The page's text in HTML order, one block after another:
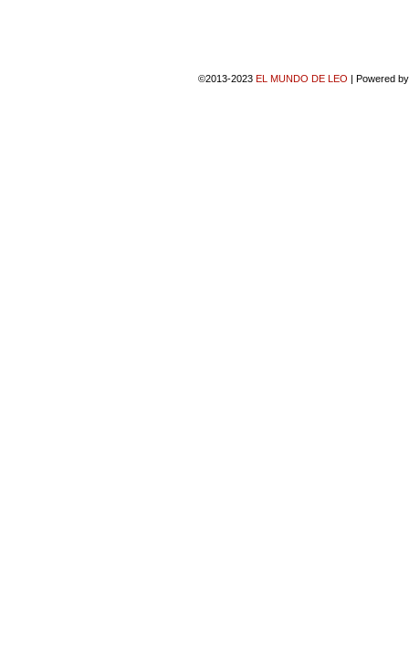
©2013-2023 EL MUNDO DE LEO | Powered